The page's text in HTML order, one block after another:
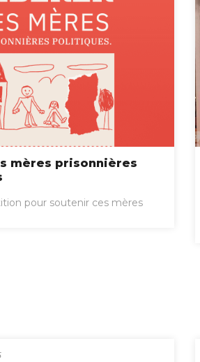
mères prisonnières
pour soutenir ces mères